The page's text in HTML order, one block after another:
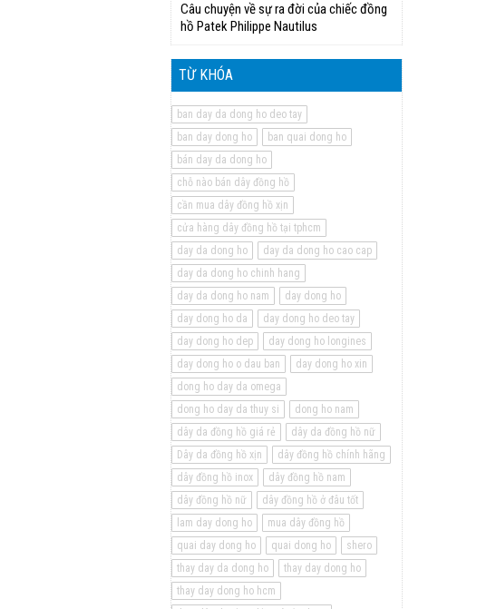
Câu chuyện về sự ra đời của chiếc đồng
hồ Patek Philippe Nautilus
TỪ KHÓA
ban day da dong ho deo tay
ban day dong ho
ban quai dong ho
bán day da dong ho
chỗ nào bán dây đồng hồ
cần mua dây đồng hồ xịn
cửa hàng dây đồng hồ tại tphcm
day da dong ho
day da dong ho cao cap
day da dong ho chinh hang
day da dong ho nam
day dong ho
day dong ho da
day dong ho deo tay
day dong ho dep
day dong ho longines
day dong ho o dau ban
day dong ho xin
dong ho day da omega
dong ho day da thuy si
dong ho nam
dây da đồng hồ giá rẻ
dây da đồng hồ nữ
Dây da đồng hồ xịn
dây đồng hồ chính hãng
dây đồng hồ inox
dây đồng hồ nam
dây đồng hồ nữ
dây đồng hồ ở đâu tốt
lam day dong ho
mua dây đồng hồ
quai day dong ho
quai dong ho
shero
thay day da dong ho
thay day dong ho
thay day dong ho hcm